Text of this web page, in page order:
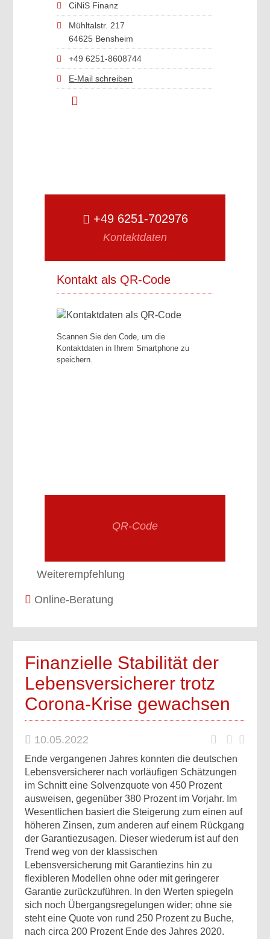
CiNiS Finanz
Mühltalstr. 217
64625 Bensheim
+49 6251-8608744
E-Mail schreiben
+49 6251-702976
Kontaktdaten
Kontakt als QR-Code
Scannen Sie den Code, um die
Kontaktdaten in Ihrem Smartphone zu
speichern.
QR-Code
Weiterempfehlung
Online-Beratung
Finanzielle Stabilität der
Lebensversicherer trotz
Corona-Krise gewachsen
10.05.2022
Ende vergangenen Jahres konnten die deutschen
Lebensversicherer nach vorläufigen Schätzungen
im Schnitt eine Solvenzquote von 450 Prozent
ausweisen, gegenüber 380 Prozent im Vorjahr. Im
Wesentlichen basiert die Steigerung zum einen auf
höheren Zinsen, zum anderen auf einem Rückgang
der Garantiezusagen. Dieser wiederum ist auf den
Trend weg von der klassischen
Lebensversicherung mit Garantiezins hin zu
flexibleren Modellen ohne oder mit geringerer
Garantie zurückzuführen. In den Werten spiegeln
sich noch Übergangsregelungen wider; ohne sie
steht eine Quote von rund 250 Prozent zu Buche,
nach circa 200 Prozent Ende des Jahres 2020.